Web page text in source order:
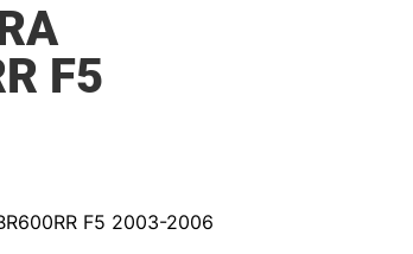
F5
F5 2003-2006